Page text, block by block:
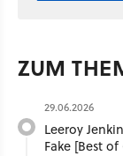
ZUM
29.06.2026
Leeroy
Fake [Best